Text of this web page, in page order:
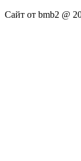
Сайт от bmb2 @